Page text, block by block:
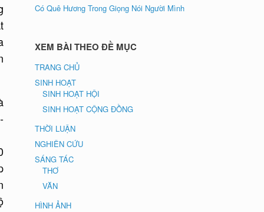
Có Quê Hương Trong Giọng Nói Người Mình
XEM BÀI THEO ĐỀ MỤC
TRANG CHỦ
SINH HOẠT
SINH HOẠT HỘI
SINH HOẠT CỘNG ĐỒNG
THỜI LUẬN
NGHIÊN CỨU
SÁNG TÁC
THƠ
VĂN
HÌNH ẢNH